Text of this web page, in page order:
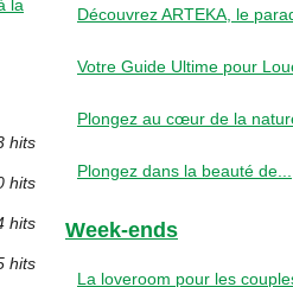
la
hits
hits
hits
hits
Découvrez ARTEKA, le
Votre Guide Ultime pour
Plongez au cœur de la
Plongez dans la beauté de...
Week-ends
La loveroom pour les